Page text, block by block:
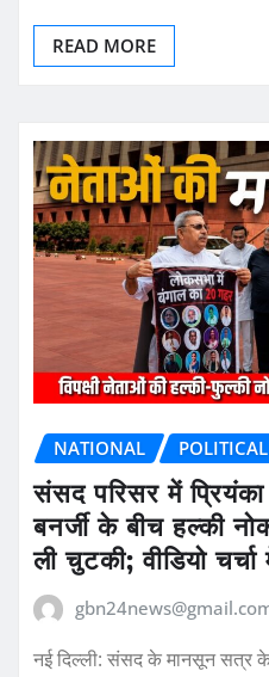
READ MORE
NATIONAL POLITICAL
संसद परिसर में
बनर्जी के बीच हल्की
ली चुटकी; वीडियो चर्चा
नई दिल्ली: संसद के मानसून सत्र